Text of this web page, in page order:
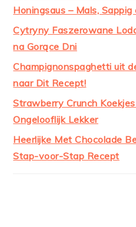
Honingsaus – Mals,
Cytryny Faszerowane
na Gorące Dni
Champignonspaghetti uit
naar Dit Recept!
Strawberry Crunch
Ongelooflijk Lekker
Heerlijke Met Chocolade
Stap-voor-Stap Recept